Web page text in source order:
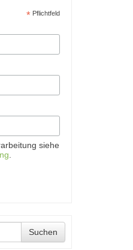
*Pflichtfeld
siehe
Suchen